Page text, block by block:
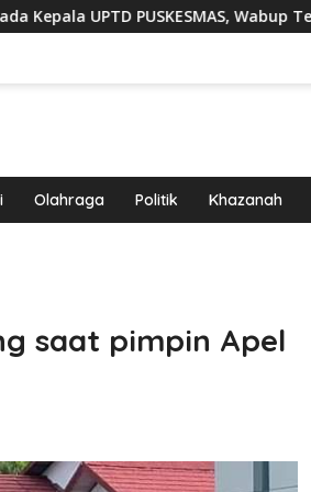
Wabup Tekankan Pelayanan
Olahraga Politik Khazanah
saat pimpin Apel